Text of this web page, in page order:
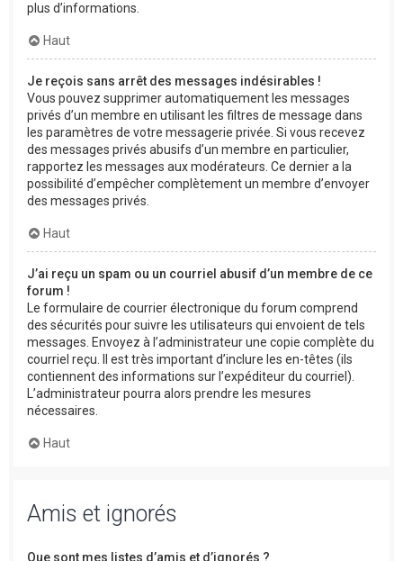
plus d’informations.
Haut
Je reçois sans arrêt des messages indésirables !
Vous pouvez supprimer automatiquement les messages
privés d’un membre en utilisant les filtres de message dans
les paramètres de votre messagerie privée. Si vous recevez
des messages privés abusifs d’un membre en particulier,
rapportez les messages aux modérateurs. Ce dernier a la
possibilité d’empêcher complètement un membre d’envoyer
des messages privés.
Haut
J’ai reçu un spam ou un courriel abusif d’un membre de ce
forum !
Le formulaire de courrier électronique du forum comprend
des sécurités pour suivre les utilisateurs qui envoient de tels
messages. Envoyez à l’administrateur une copie complète du
courriel reçu. Il est très important d’inclure les en-têtes (ils
contiennent des informations sur l’expéditeur du courriel).
L’administrateur pourra alors prendre les mesures
nécessaires.
Haut
Amis et ignorés
Que sont mes listes d’amis et d’ignorés ?